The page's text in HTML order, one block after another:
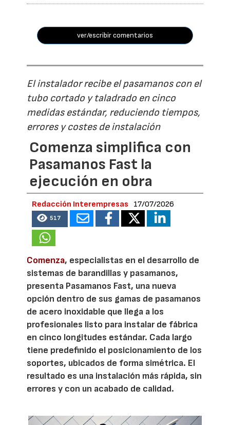
ver/escribir comentarios
El instalador recibe el pasamanos con el
tubo cortado y taladrado en cinco
medidas estándar, reduciendo tiempos,
errores y costes de instalación
Comenza simplifica con
Pasamanos Fast la
ejecución en obra
Redacción Interempresas 17/07/2026
517
Comenza, especialistas en el desarrollo de
sistemas de barandillas y pasamanos,
presenta Pasamanos Fast, una nueva
opción dentro de sus gamas de pasamanos
de acero inoxidable que llega a los
profesionales listo para instalar de fábrica
en cinco longitudes estándar. Cada largo
tiene predefinido el posicionamiento de los
soportes, ubicados de forma simétrica. El
resultado es una instalación más rápida, sin
errores y con un acabado de calidad.